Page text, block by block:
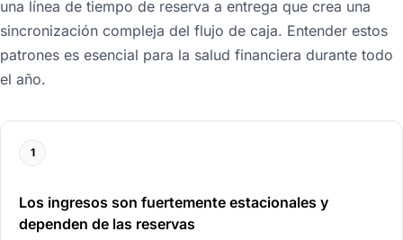
una línea de tiempo de reserva a entrega que crea una
sincronización compleja del flujo de caja. Entender estos
patrones es esencial para la salud financiera durante todo
el año.
1
Los ingresos son fuertemente estacionales y
dependen de las reservas